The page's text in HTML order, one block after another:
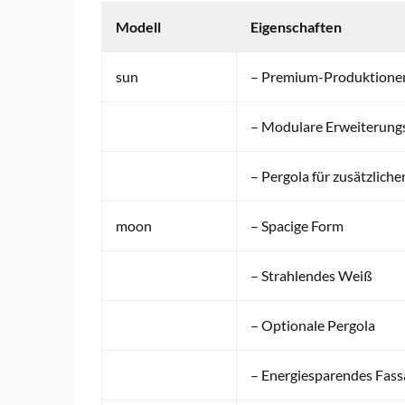
Modell Eigenschaften
sun – Premium-
– Modulare
– Pergola für
moon – Spacige Form
– Strahlendes Weiß
– Optionale Pergola
– Energiesparendes